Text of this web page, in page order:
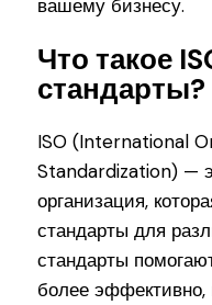
вашему бизнесу.
Что такое
стандарты?
ISO (International
Standardization) —
организация,
стандарты для
стандарты
более